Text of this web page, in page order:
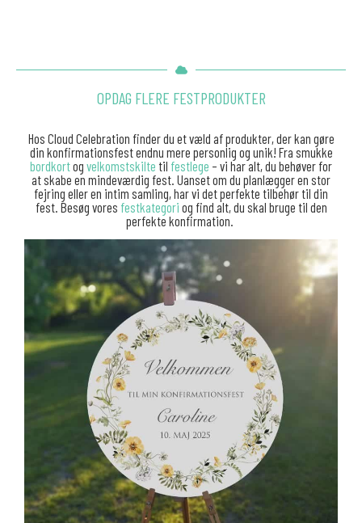
OPDAG FLERE FESTPRODUKTER
Hos Cloud Celebration finder du et væld af produkter, der kan gøre
din konfirmationsfest endnu mere personlig og unik! Fra smukke
bordkortog velkomstskilte til festlege – vi har alt, du behøver for
at skabe en mindeværdig fest. Uanset om du planlægger en stor
fejring eller en intim samling, har vi det perfekte tilbehør til din
fest. Besøg vores festkategori og find alt, du skal bruge til den
perfekte konfirmation.